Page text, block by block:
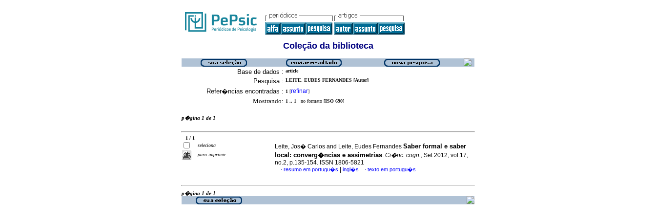
Coleção da biblioteca
Base de dados : article
Pesquisa : LEITE, EUDES FERNANDES [Autor]
Refer�ncias encontradas : 1 [refinar]
Mostrando: 1 .. 1 no formato [ISO 690]
p�gina 1 de 1
1 / 1
seleciona
para imprimir
Leite, Jos� Carlos and Leite, Eudes Fernandes Saber formal e saber
local : converg�ncias e assimetrias. Ci�nc. cogn., Set 2012, vol.17,
no.2, p.135-154. ISSN 1806-5821
· resumo em portugu�s ingl�s · texto em portugu�s
p�gina 1 de 1